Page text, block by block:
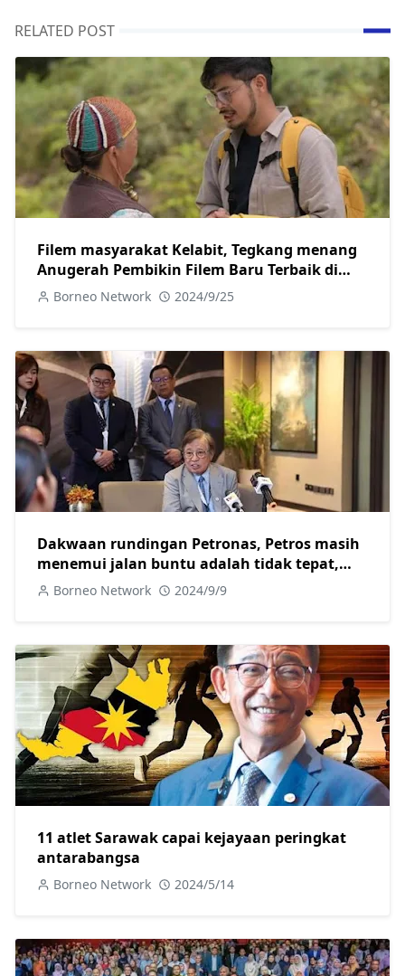
RELATED POST
Filem masyarakat Kelabit, Tegkang menang
Anugerah Pembikin Filem Baru Terbaik di
London
Borneo Network 2024/9/25
Dakwaan rundingan Petronas, Petros masih
menemui jalan buntu adalah tidak tepat,
tegas Abg Jo
Borneo Network 2024/9/9
11 atlet Sarawak capai kejayaan peringkat
antarabangsa
Borneo Network 2024/5/14